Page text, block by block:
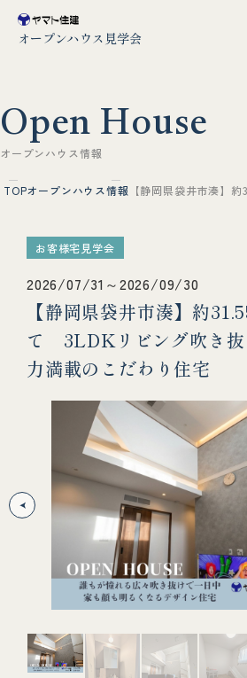
オープンハウス見学会
Open House
オー プンハ ウ ス情報
TOPオープンハウス情報 【静岡県袋井市湊】
お客様宅見学会
2026/07/31～2026/09/30
【静岡県袋井市湊】約
て 3LDKリビング吹き抜
力満載のこだわり住宅